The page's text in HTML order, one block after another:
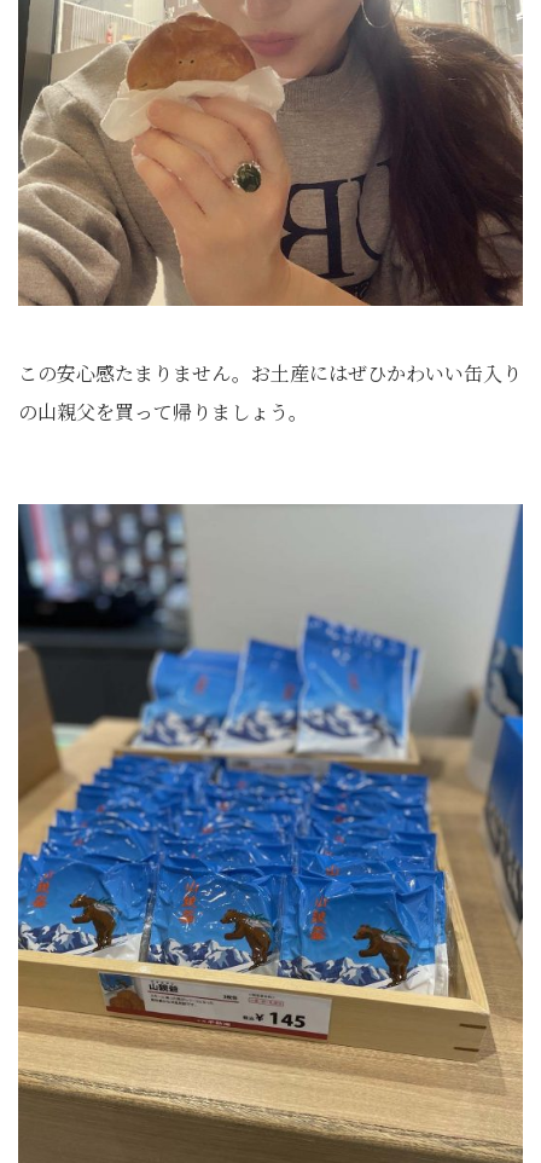
この安心感たまりません。お土産にはぜひかわいい缶入り
の山親父を買って帰りましょう。